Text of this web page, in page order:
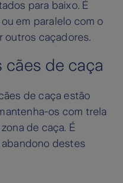
para baixo. É
em paralelo com o
outros caçadores.
cães de caça
de caça estão
os com trela
de caça. É
destes